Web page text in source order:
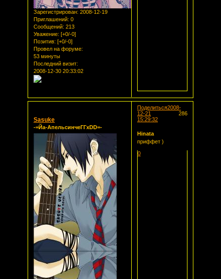
Зарегистрирован: 2008-12-19
Приглашений: 0
Сообщений: 213
Уважение: [+0/-0]
Позитив: [+0/-0]
Провел на форуме:
53 минуты
Последний визит:
2008-12-30 20:33:02
Поделиться
286
2008-
12-21
15:29:32
Sasuke
-=Йа-АпельсинчеГГxDD=-
Hinata
приффет )
0